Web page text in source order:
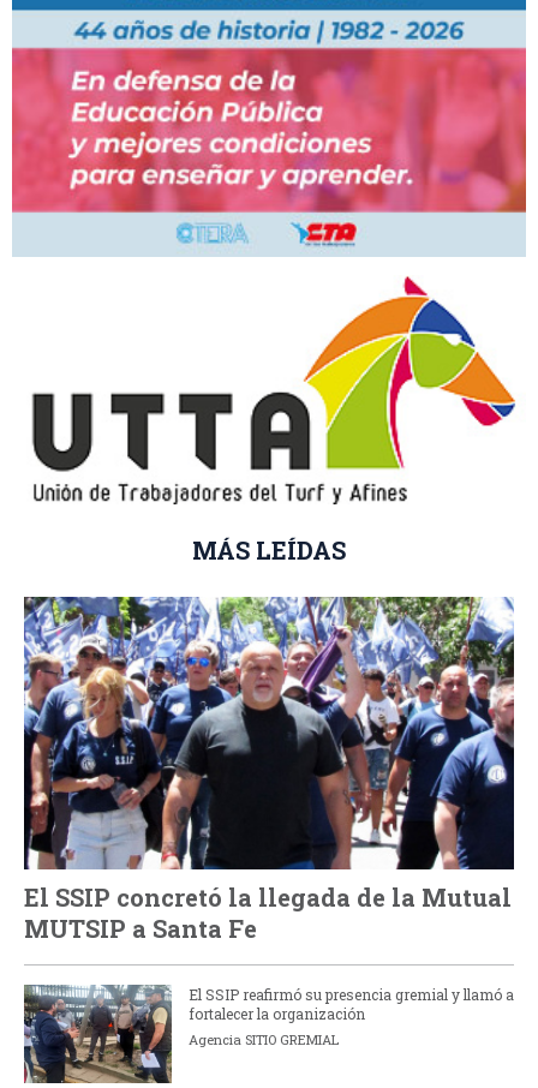
MÁS LEÍDAS
El SSIP concretó la llegada de la Mutual
MUTSIP a Santa Fe
El SSIP reafirmó su presencia gremial y llamó a
fortalecer la organización
Agencia SITIO GREMIAL